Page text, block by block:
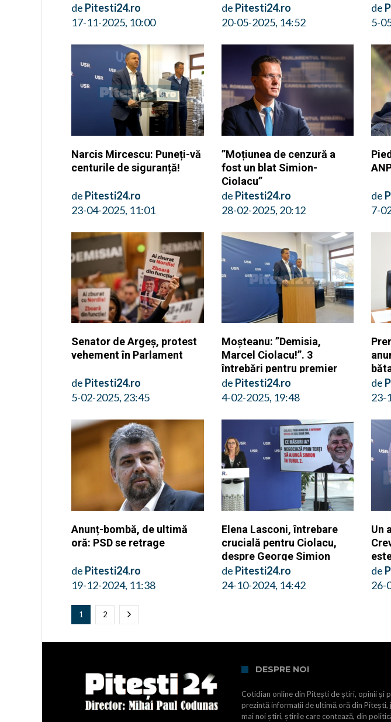
de Pitesti24.ro
17-11-2025, 10:00
de Pitesti24.ro
20-05-2025, 14:52
de
5-
Narcis Mircescu: Puneți-vă
centurile de siguranță!
de Pitesti24.ro
23-04-2025, 11:01
”Moțiunea de cenzură a
fost un blat Simion-
Ciolacu”
de Pitesti24.ro
28-02-2025, 20:12
de
7-
Senator de Argeș, protest
vehement în Parlament
de Pitesti24.ro
5-02-2025, 23:45
Moșteanu: ”Demisia,
Marcel Ciolacu!”. 3
întrebări pentru premier
de Pitesti24.ro
4-02-2025, 19:48
de
23-
Anunț-bombă, de ultimă
oră: PSD se retrage
de Pitesti24.ro
19-12-2024, 11:38
Elena Lasconi, întrebare
crucială pentru Ciolacu,
despre George Simion
de Pitesti24.ro
24-10-2024, 14:42
Un
de
26-
1 2
DESPRE NOI
Cotidian online din Pitești de știri, opinii și
prezintă informații de ultimă oră din
mai noi știri, știrile care contează, din